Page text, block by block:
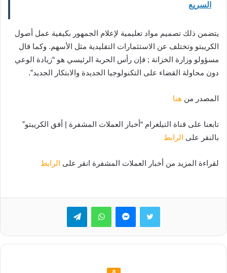
السريع
يتضمن ذلك تصميم مواد تعليمية لإعلام الجمهور بكيفية عمل أصول
الكريبتو وتختلف عن الاستثمارات التقليدية مثل الأسهم. وكما قال
مسؤولو وزارة الخزانة ; فإن رأس الحربة الرئيسي هو “زيادة الوعي
دون محاولة القضاء على التكنولوجيا الجديدة والابتكار الجديد”.
المصدر من هنا
تابعنا على قناة التيلغرام “أخبار العملات المشفرة | أفق الكريبتو”
بالنقر على الرابط
لقراءة المزيد من أخبار العملات المشفرة انقر على الرابط
تويتر ماسنجرواتساب تيلقرام